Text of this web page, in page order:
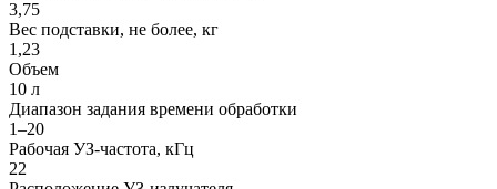
3,75
Вес подставки, не более, кг
1,23
Объем
10 л
Диапазон задания времени обработки
1–20
Рабочая УЗ-частота, кГц
22